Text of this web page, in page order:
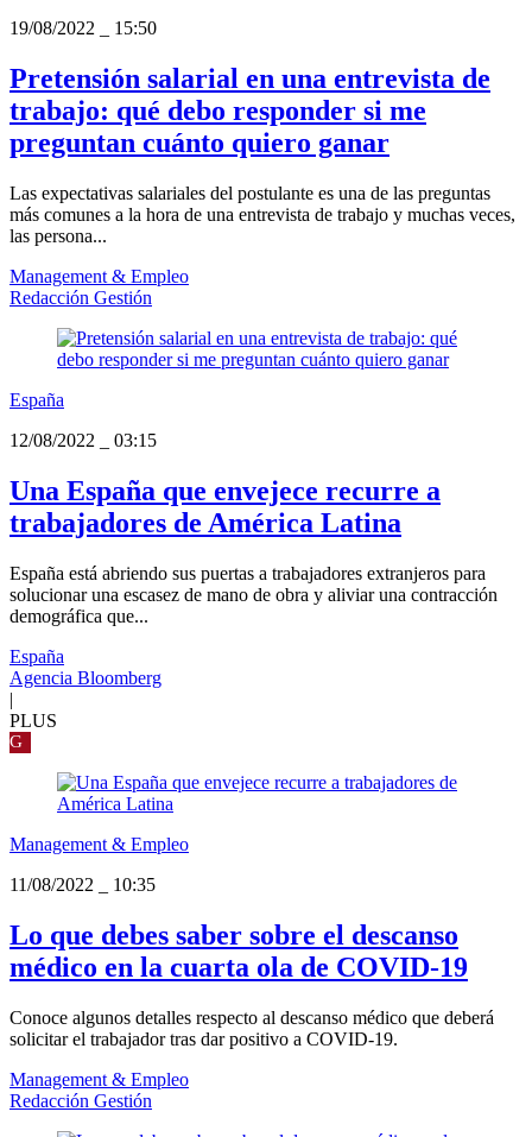
19/08/2022
15:50
Pretensión salarial en una entrevista de
trabajo: qué debo responder si me
preguntan cuánto quiero ganar
Las expectativas salariales del postulante es una de las preguntas
más comunes a la hora de una entrevista de trabajo y muchas veces,
las persona...
Management & Empleo
Redacción Gestión
España
12/08/2022
03:15
Una España que envejece recurre a
trabajadores de América Latina
España está abriendo sus puertas a trabajadores extranjeros para
solucionar una escasez de mano de obra y aliviar una contracción
demográfica que...
España
Agencia Bloomberg
|
PLUS
G
Management & Empleo
11/08/2022
10:35
Lo que debes saber sobre el descanso
médico en la cuarta ola de COVID-19
Conoce algunos detalles respecto al descanso médico que deberá
solicitar el trabajador tras dar positivo a COVID-19.
Management & Empleo
Redacción Gestión